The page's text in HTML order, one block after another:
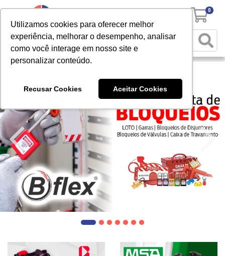
Utilizamos cookies para oferecer melhor
experiência, melhorar o desempenho, analisar
como você interage em nosso site e
personalizar conteúdo.
Recusar Cookies Aceitar Cookies
0